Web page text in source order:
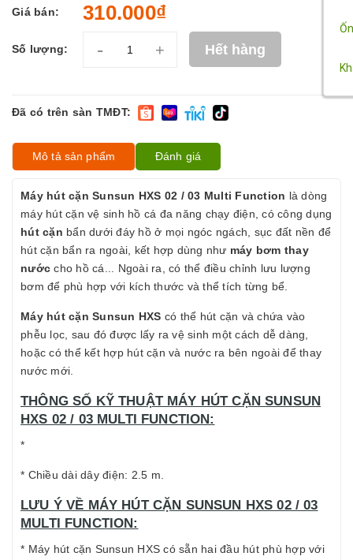
Giá bán: 310.000₫
Số lượng: - + Hết hàng
Đã có trên sàn TMĐT:
Mô tả sản phẩm Đánh giá
Máy hút cặn Sunsun HXS 02 / 03 Multi Function là dòng
máy hút cặn vệ sinh hồ cá đa năng chạy điện, có công dụng
hút cặn bẩn dưới đáy hồ ở mọi ngóc ngách, sục đất nền để
hút cặn bẩn ra ngoài, kết hợp dùng như máy bơm thay
nước cho hồ cá... Ngoài ra, có thể điều chỉnh lưu lượng
bơm để phù hợp với kích thước và thể tích từng bể.
Máy hút cặn Sunsun HXS có thể hút cặn và chứa vào
phễu lọc, sau đó được lấy ra vệ sinh một cách dễ dàng,
hoặc có thể kết hợp hút cặn và nước ra bên ngoài để thay
nước mới.
THÔNG SỐ KỸ THUẬT MÁY HÚT CẶN SUNSUN
HXS 02 / 03 MULTI FUNCTION:
*
* Chiều dài dây điện: 2.5 m.
LƯU Ý VỀ MÁY HÚT CẶN SUNSUN HXS 02 / 03
MULTI FUNCTION:
* Máy hút cặn Sunsun HXS có sẵn hai đầu hút phù hợp với